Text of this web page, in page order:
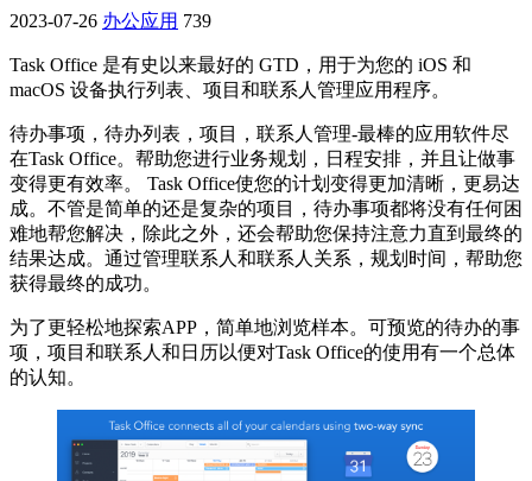
2023-07-26 办公应用 739
Task Office 是有史以来最好的 GTD，用于为您的 iOS 和
macOS 设备执行列表、项目和联系人管理应用程序。
待办事项，待办列表，项目，联系人管理-最棒的应用软件尽
在Task Office。帮助您进行业务规划，日程安排，并且让做事
变得更有效率。 Task Office使您的计划变得更加清晰，更易达
成。不管是简单的还是复杂的项目，待办事项都将没有任何困
难地帮您解决，除此之外，还会帮助您保持注意力直到最终的
结果达成。通过管理联系人和联系人关系，规划时间，帮助您
获得最终的成功。
为了更轻松地探索APP，简单地浏览样本。可预览的待办的事
项，项目和联系人和日历以便对Task Office的使用有一个总体
的认知。